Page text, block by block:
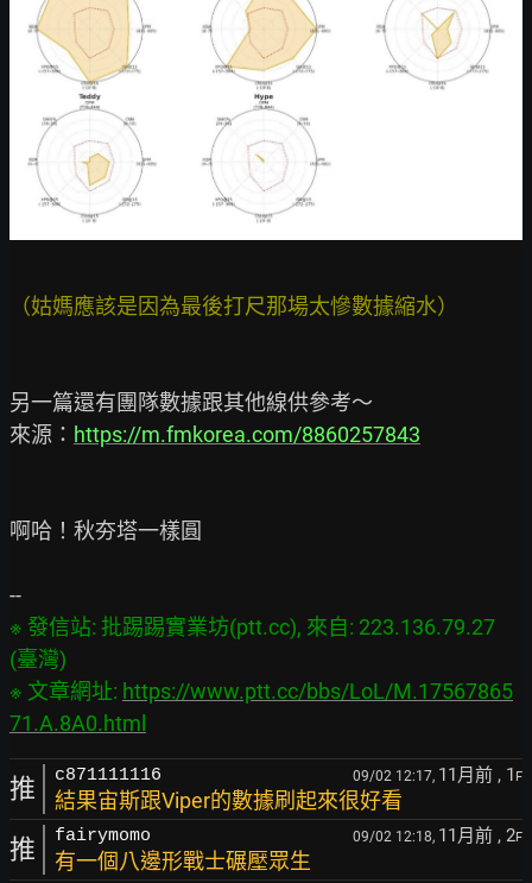
另一篇還有團隊數據跟其他線供參考～
來源： https://m.fmkorea.com/8860257843
啊哈！秋夯塔一樣圓
※ 發信站: 批踢踢實業坊(ptt.cc), 來自: 223.136.79.27
(臺灣)
※ 文章網址: https://www.ptt.cc/bbs/LoL/M.17567865
71.A.8A0.html
推 c871111116 09/02 12:17, 11月前 , 1 F
結果宙斯跟Viper的數據刷起來很好看
推 fairymomo 09/02 12:18, 11月前 , 2F
有一個八邊形戰士碾壓眾生